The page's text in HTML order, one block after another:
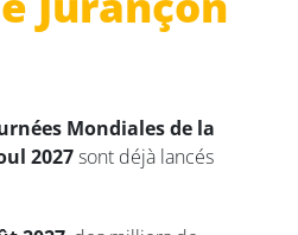
Mondiales de la
2027sont déjà lancés